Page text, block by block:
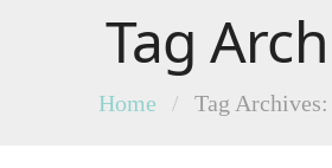
Tag
Home / Tag